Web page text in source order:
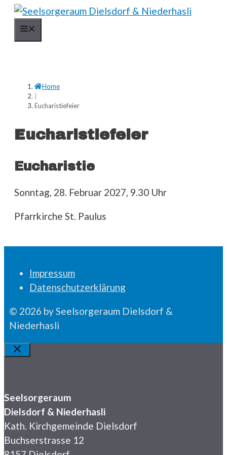
Springe
Inhalt
Home
Eucharistiefeier
Eucharistiefeier
Eucharistie
Sonntag, 28. Februar 2027, 9.30 Uhr
Pfarrkirche St. Paulus
Impressum
Datenschutzerklärung
© 2026 by Seelsorgeraum Dielsdorf &
Niederhasli
Schliessen
Seelsorgeraum
Dielsdorf & Niederhasli
Kath. Kirchgemeinde Dielsdorf
Buchserstrasse 12